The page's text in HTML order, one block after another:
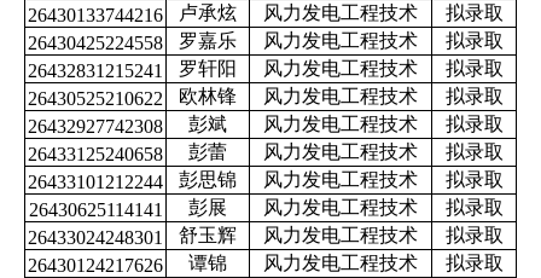
26430133744216
卢承炫 风力发电工程技术
拟录取
26430425224558
罗嘉乐 风力发电工程技术
拟录取
26432831215241
罗轩阳 风力发电工程技术
拟录取
26430525210622
欧林锋 风力发电工程技术
拟录取
26432927742308
彭斌 风力发电工程技术
拟录取
26433125240658
彭蕾 风力发电工程技术
拟录取
26433101212244
彭思锦 风力发电工程技术
拟录取
26430625114141
彭展 风力发电工程技术
拟录取
26433024248301
舒玉辉 风力发电工程技术
拟录取
26430124217626
谭锦 风力发电工程技术
拟录取